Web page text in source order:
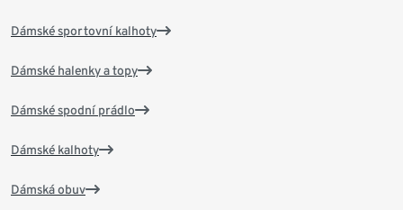
Dámské sportovní kalhoty
Dámské halenky a topy
Dámské spodní prádlo
Dámské kalhoty
Dámská obuv